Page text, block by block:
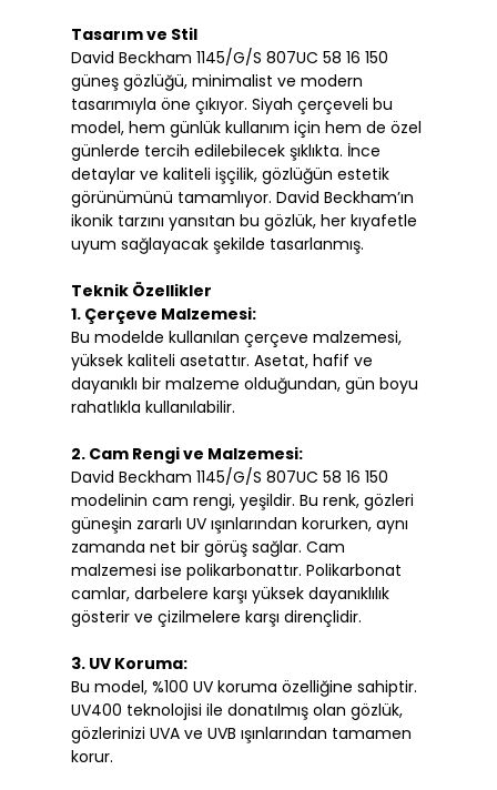
Tasarım ve Stil
David Beckham 1145/G/S 807UC 58 16 150
güneş gözlüğü, minimalist ve modern
tasarımıyla öne çıkıyor. Siyah çerçeveli bu
model, hem günlük kullanım için hem de özel
günlerde tercih edilebilecek şıklıkta. İnce
detaylar ve kaliteli işçilik, gözlüğün estetik
görünümünü tamamlıyor. David Beckham’ın
ikonik tarzını yansıtan bu gözlük, her kıyafetle
uyum sağlayacak şekilde tasarlanmış.
Teknik Özellikler
1. Çerçeve Malzemesi:
Bu modelde kullanılan çerçeve malzemesi,
yüksek kaliteli asetattır. Asetat, hafif ve
dayanıklı bir malzeme olduğundan, gün boyu
rahatlıkla kullanılabilir.
2. Cam Rengi ve Malzemesi:
David Beckham 1145/G/S 807UC 58 16 150
modelinin cam rengi, yeşildir. Bu renk, gözleri
güneşin zararlı UV ışınlarından korurken, aynı
zamanda net bir görüş sağlar. Cam
malzemesi ise polikarbonattır. Polikarbonat
camlar, darbelere karşı yüksek dayanıklılık
gösterir ve çizilmelere karşı dirençlidir.
3. UV Koruma:
Bu model, %100 UV koruma özelliğine sahiptir.
UV400 teknolojisi ile donatılmış olan gözlük,
gözlerinizi UVA ve UVB ışınlarından tamamen
korur.